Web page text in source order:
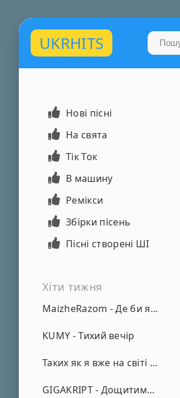
UKRHITS
Нові пісні
На свята
Тік Ток
В машину
Ремікси
Збірки пісень
Пісні створені ШІ
Хіти тижня
MaizheRazom - Де би я не був
KUMY - Тихий вечір
Таких як я вже на світі нема - А. Малярник
GIGAKRIPT - Дощитиме зима